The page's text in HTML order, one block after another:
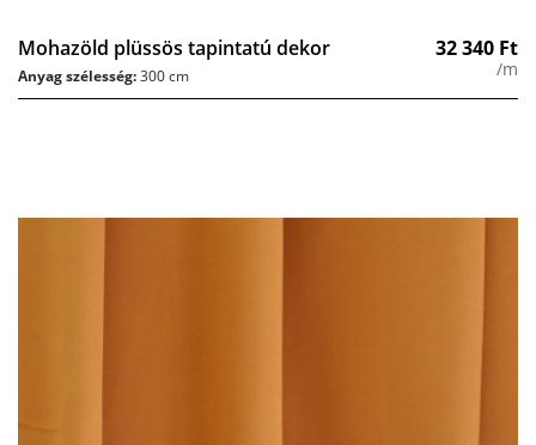
Mohazöld plüssös tapintatú dekor 32 340 Ft
/m
Anyag szélesség:300 cm